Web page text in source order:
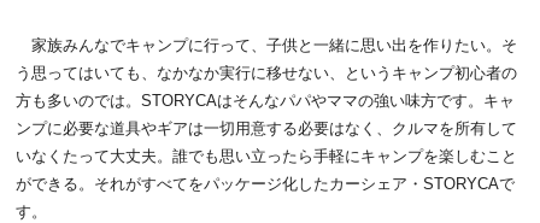
家族みんなでキャンプに行って、子供と一緒に思い出を作りたい。そ
う思ってはいても、なかなか実行に移せない、というキャンプ初心者の
方も多いのでは。STORYCAはそんなパパやママの強い味方です。キャ
ンプに必要な道具やギアは一切用意する必要はなく、クルマを所有して
いなくたって大丈夫。誰でも思い立ったら手軽にキャンプを楽しむこと
ができる。それがすべてをパッケージ化したカーシェア・STORYCAで
す。